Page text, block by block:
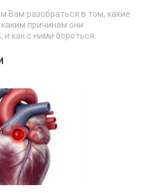
Вам разобраться в том, какие
причинам они
как с ними бороться.